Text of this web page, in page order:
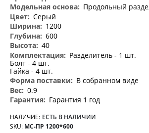
Продольный
Серый
1200
600
40
Разделитель - 1 шт.
Болт - 4 шт.
Гайка - 4 шт.
В собранном виде
0.9
Гарантия 1 год
НАЛИЧИЕ: ЕСТЬ В НАЛИЧИИ
SKU МС-ПР 1200*600